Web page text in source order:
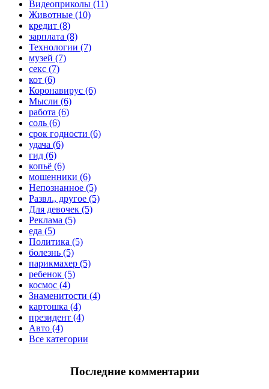
Видеоприколы (11)
Животные (10)
кредит (8)
зарплата (8)
Технологии (7)
музей (7)
секс (7)
кот (6)
Коронавирус (6)
Мысли (6)
работа (6)
соль (6)
срок годности (6)
удача (6)
гид (6)
копьё (6)
мошенники (6)
Непознанное (5)
Развл., другое (5)
Для девочек (5)
Реклама (5)
еда (5)
Политика (5)
болезнь (5)
парикмахер (5)
ребенок (5)
космос (4)
Знаменитости (4)
картошка (4)
президент (4)
Авто (4)
Все категории
Последние комментарии